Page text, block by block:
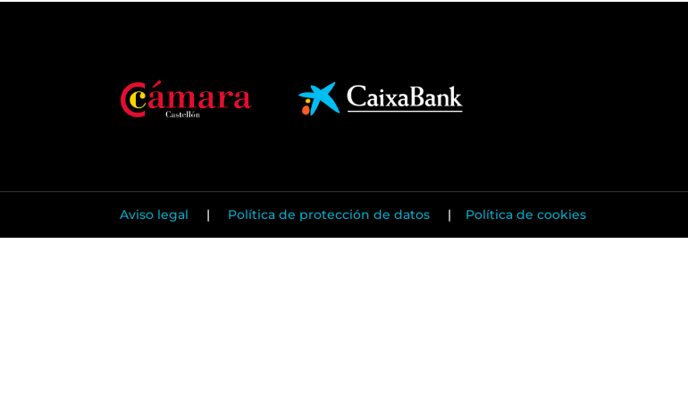
Aviso legal | Política de protección de datos | Política de cookies